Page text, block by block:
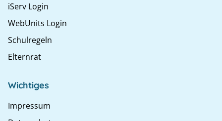
iServ Login
WebUnits Login
Schulregeln
Elternrat
Wichtiges
Impressum